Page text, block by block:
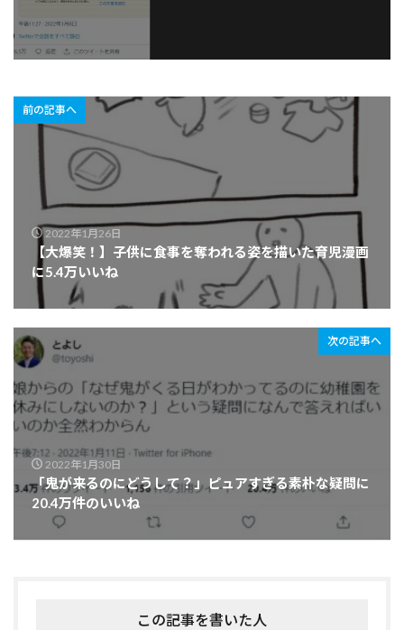
前の記事へ
2022年1月26日
【大爆笑！】子供に食事を奪われる姿を描いた育児漫画
に5.4万いいね
次の記事へ
2022年1月30日
「鬼が来るのにどうして？」ピュアすぎる素朴な疑問に
20.4万件のいいね
この記事を書いた人